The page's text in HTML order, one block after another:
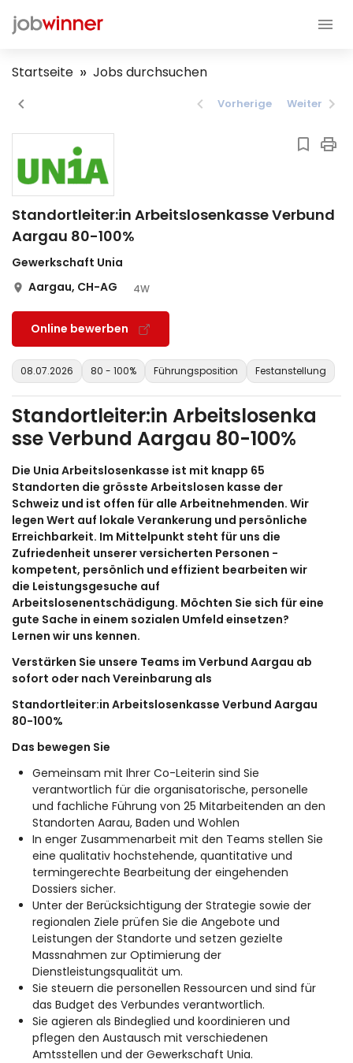
Startseite Jobs durchsuchen
Vorherige Weiter
Standortleiter:in Arbeitslosenkasse Verbund
Aargau 80-100%
Gewerkschaft Unia
Aargau, CH-AG
4W
Online bewerben
08.07.2026 80 - 100% Führungsposition Festanstellung
Standortleiter:in Arbeitslosenka
sse Verbund Aargau 80-100%
Die Unia Arbeitslosenkasse ist mit knapp 65
Standorten die grösste Arbeitslosen kasse der
Schweiz und ist offen für alle Arbeitnehmenden. Wir
legen Wert auf lokale Verankerung und persönliche
Erreichbarkeit. Im Mittelpunkt steht für uns die
Zufriedenheit unserer versicherten Personen -
kompetent, persönlich und effizient bearbeiten wir
die Leistungsgesuche auf
Arbeitslosenentschädigung. Möchten Sie sich für eine
gute Sache in einem sozialen Umfeld einsetzen?
Lernen wir uns kennen.
Verstärken Sie unsere Teams im Verbund Aargau ab
sofort oder nach Vereinbarung als
Standortleiter:in Arbeitslosenkasse Verbund Aargau
80-100%
Das bewegen Sie
Gemeinsam mit Ihrer Co-Leiterin sind Sie
verantwortlich für die organisatorische, personelle
und fachliche Führung von 25 Mitarbeitenden an den
Standorten Aarau, Baden und Wohlen
In enger Zusammenarbeit mit den Teams stellen Sie
eine qualitativ hochstehende, quantitative und
termingerechte Bearbeitung der eingehenden
Dossiers sicher.
Unter der Berücksichtigung der Strategie sowie der
regionalen Ziele prüfen Sie die Angebote und
Leistungen der Standorte und setzen gezielte
Massnahmen zur Optimierung der
Dienstleistungsqualität um.
Sie steuern die personellen Ressourcen und sind für
das Budget des Verbundes verantwortlich.
Sie agieren als Bindeglied und koordinieren und
pflegen den Austausch mit verschiedenen
Amtsstellen und der Gewerkschaft Unia.